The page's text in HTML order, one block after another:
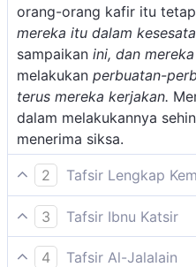
orang-orang kafir itu
mereka itu dalam
sampaikan ini, dan
melakukan perbuatan-
terus mereka kerjakan.
dalam melakukannya
menerima siksa.
2
Tafsir Lengkap
Pada ayat ini Allah
musyrikin telah berpaling
memperhatikan petunjuk-
3
Tafsir Ibnu Katsir
Allah berfirman
4
Tafsir Al-Jalalain